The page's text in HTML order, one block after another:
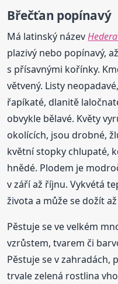
Břečťan popínavý
Má latinský název
plazivý nebo popínavý,
s přísavnými kořínky.
větvený. Listy
řapíkaté, dlanitě
obvykle bělavé. Květy
okolících, jsou drobné,
květní stopky chlupaté,
hnědé. Plodem je
v září až říjnu. Vykvétá
života a může se dožít
Pěstuje se ve velkém
vzrůstem, tvarem či
Pěstuje se v zahradách,
trvale zelená rostlina